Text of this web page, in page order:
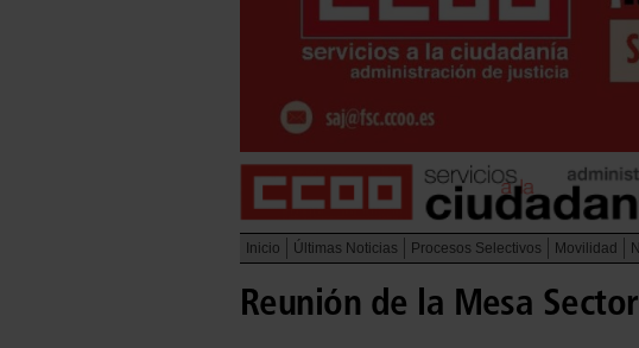
Inicio Últimas Noticias Procesos Selectivos Movilidad
Reunión de la Mesa